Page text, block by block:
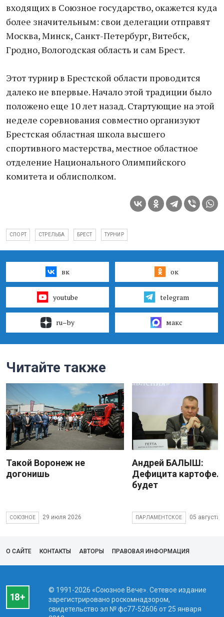
входящих в Союзное государство, окажется куда
более значительным: свои делегации отправят
Москва, Минск, Санкт-Петербург, Витебск,
Гродно, Вологодская область и сам Брест.
Этот турнир в Брестской области проводится
далеко не впервые. Начало этой традиции было
положено еще 10 лет назад. Стартующие на этой
неделе соревнования совместно организуют
Брестская областная школа высшего
спортивного мастерства, местное областное
отделение Национального Олимпийского
комитета и облисполком.
СПОРТ СТРЕЛЬБА БРЕСТ ТУРНИР
вк ок
youtube telegram
ru–by макс
Читайте также
Такой Воронеж не
догонишь
СОЮЗНОЕ 29 июля 2026
Андрей БАЛЫШ:
Дефицита
будет
ПАРЛАМЕНТСКОЕ 05 августа
О САЙТЕ КОНТАКТЫ АВТОРЫ ПРАВОВАЯ ИНФОРМАЦИЯ
© 1991-2026 «Союзное Вече». Сетевое издание
зарегистрировано роскомнадзором,
свидетельство эл № фc77-52606 от 25 января